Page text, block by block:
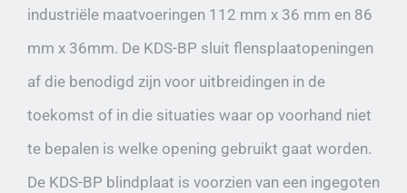
industriële maatvoeringen 112 mm x 36 mm en 86
mm x 36mm. De KDS-BP sluit flensplaatopeningen
af die benodigd zijn voor uitbreidingen in de
toekomst of in die situaties waar op voorhand niet
te bepalen is welke opening gebruikt gaat worden.
De KDS-BP blindplaat is voorzien van een ingegoten